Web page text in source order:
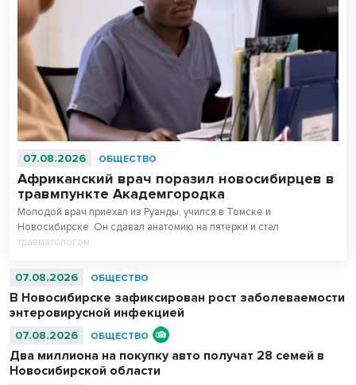
07.08.2026 ОБЩЕСТВО
Африканский врач поразил новосибирцев в
травмпункте Академгородка
Молодой врач приехал из Руанды, учился в Томске и
Новосибирске. Он сдавал анатомию на пятерки и стал
травматологом.
07.08.2026 ОБЩЕСТВО
В Новосибирске зафиксирован рост заболеваемости
энтеровирусной инфекцией
07.08.2026 ОБЩЕСТВО
Два миллиона на покупку авто получат 28 семей в
Новосибирской области